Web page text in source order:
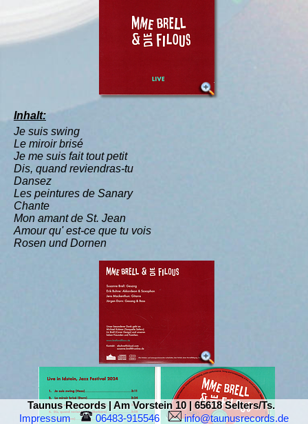
Inhalt:
Je suis swing
Le miroir brisé
Je me suis fait tout petit
Dis, quand reviendras-tu
Dansez
Les peintures de Sanary
Chante
Mon amant de St. Jean
Amour qu' est-ce que tu vois
Rosen und Dornen
Taunus Records | Am Vorstein 10 | 65618 Selters/Ts.
Impressum
06483-915546 info@taunusrecords.de